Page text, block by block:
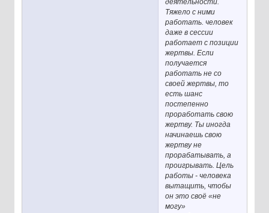
деятельности.
Тяжело с ними
работать. человек
даже в сессии
работает с позиции
жертвы. Если
получается
работать не со
своей жертвы, то
есть шанс
постепенно
проработать свою
жертву. Ты иногда
начинаешь свою
жертву не
прорабатывать, а
проигрывать. Цель
работы - человека
вытащить, чтобы
он это своё «не
могу»